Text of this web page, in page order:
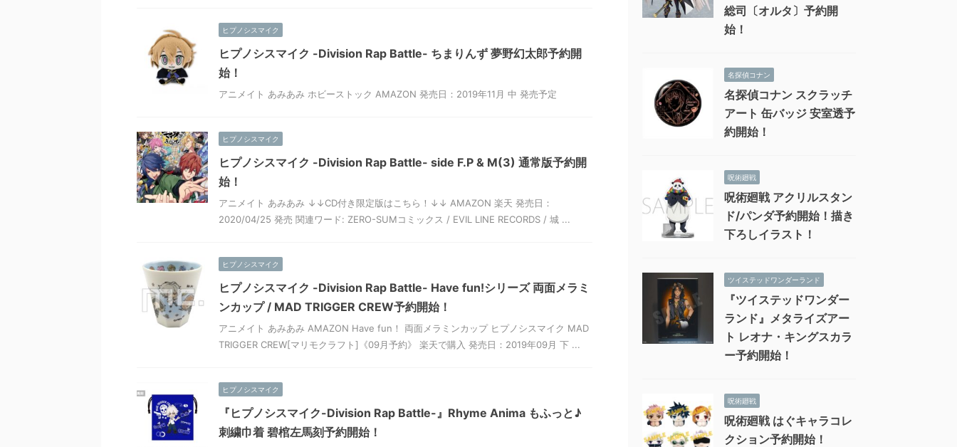
ヒプノシスマイク
ヒプノシスマイク -Division Rap Battle- ちまりんず 夢野幻太郎予約開
始！
アニメイト あみあみ ホビーストック AMAZON 発売日：2019年11月 中 発売予定
ヒプノシスマイク
ヒプノシスマイク -Division Rap Battle- side F.P & M(3) 通常版予約開
始！
アニメイト あみあみ ↓↓CD付き限定版はこちら！↓↓ AMAZON 楽天 発売日：
2020/04/25 発売 関連ワード: ZERO-SUMコミックス / EVIL LINE RECORDS / 城 ...
ヒプノシスマイク
ヒプノシスマイク -Division Rap Battle- Have fun!シリーズ 両面メラミ
ンカップ / MAD TRIGGER CREW予約開始！
アニメイト あみあみ AMAZON Have fun！ 両面メラミンカップ ヒプノシスマイク MAD
TRIGGER CREW[マリモクラフト]《09月予約》 楽天で購入 発売日：2019年09月 下 ...
ヒプノシスマイク
『ヒプノシスマイク-Division Rap Battle-』Rhyme Anima もふっと♪
刺繍巾着 碧棺左馬刻予約開始！
総司〔オルタ〕予約開
始！
名探偵コナン
名探偵コナン スクラッチ
アート 缶バッジ 安室透予
約開始！
呪術廻戦
呪術廻戦 アクリルスタン
ド/パンダ予約開始！描き
下ろしイラスト！
ツイステッドワンダーランド
『ツイステッドワンダー
ランド』メタライズアー
ト レオナ・キングスカラ
ー予約開始！
呪術廻戦
呪術廻戦 はぐキャラコレ
クション予約開始！